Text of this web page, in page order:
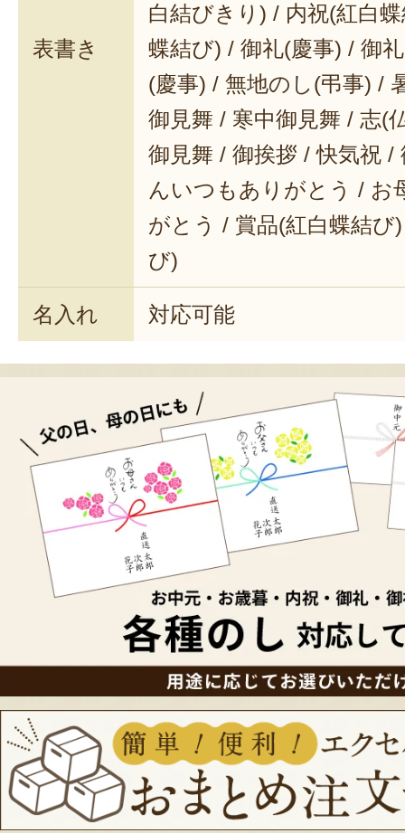
表書き
白結びきり) / 内祝(紅白
蝶結び) / 御礼(慶事) / 御
(慶事) / 無地のし(弔事) /
御見舞 / 寒中御見舞 / 志(
御見舞 / 御挨拶 / 快気祝 /
んいつもありがとう / お
がとう / 賞品(紅白蝶結び
び)
名入れ 対応可能